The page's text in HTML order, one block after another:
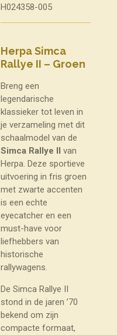
H024358-005
Herpa Simca
Rallye II – Groen
Breng een
legendarische
klassieker tot leven in
je verzameling met dit
schaalmodel van de
Simca Rallye II van
Herpa. Deze sportieve
uitvoering in fris groen
met zwarte accenten
is een echte
eyecatcher en een
must-have voor
liefhebbers van
historische
rallywagens.
De Simca Rallye II
stond in de jaren ’70
bekend om zijn
compacte formaat,